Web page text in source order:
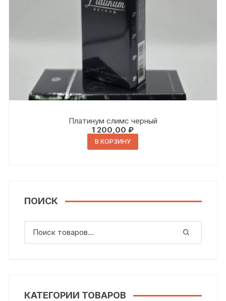
Платинум слимс черный
1 200,00₽
В КОРЗИНУ
ПОИСК
КАТЕГОРИИ ТОВАРОВ